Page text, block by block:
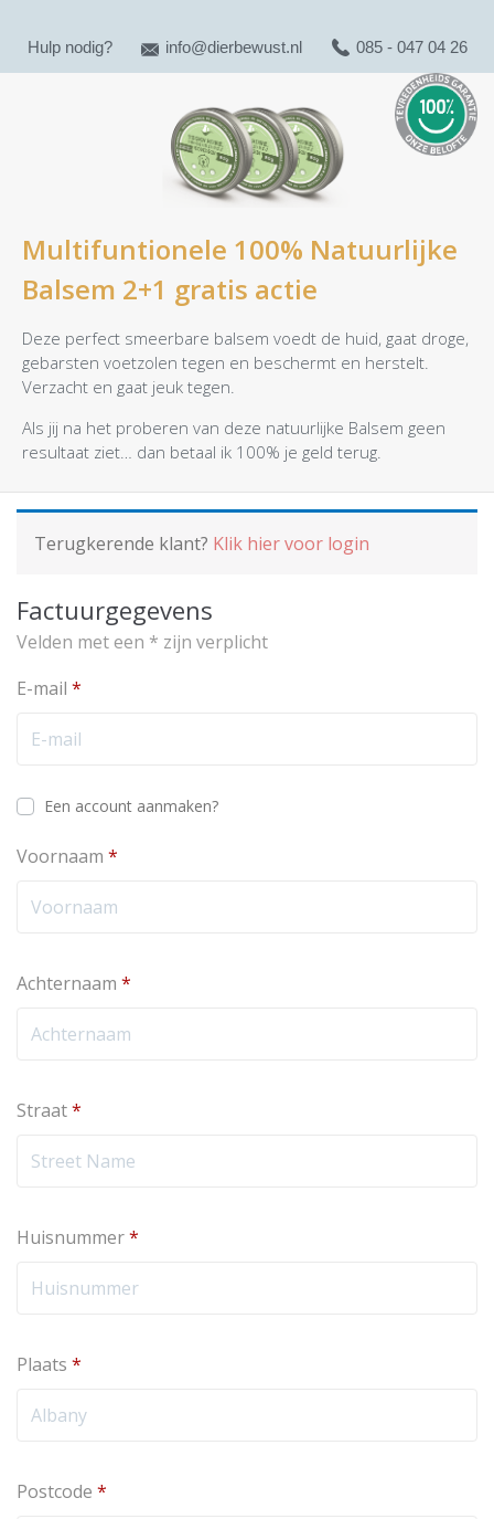
Hulp nodig? info@dierbewust.nl 085 - 047 04 26
Multifuntionele 100% Natuurlijke
Balsem 2+1 gratis actie
Deze perfect smeerbare balsem voedt de huid, gaat droge,
gebarsten voetzolen tegen en beschermt en herstelt.
Verzacht en gaat jeuk tegen.
Als jij na het proberen van deze natuurlijke Balsem geen
resultaat ziet… dan betaal ik 100% je geld terug.
Terugkerende klant? Klik hier voor login
Factuurgegevens
Velden met een * zijn verplicht
E-mail *
Een account aanmaken?
Voornaam *
Achternaam *
Straat*
Huisnummer*
Plaats *
Postcode *